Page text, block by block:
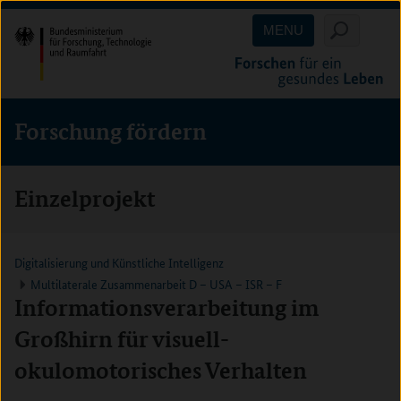
Direkt
zum
Inhalt
(Eingabetaste)
Direkt
zum
Hauptmenu
(Eingabetaste)
Direkt
zur
Suche
(Eingabetaste)
MENU
Forschung fördern
Einzelprojekt
Digitalisierung und Künstliche Intelligenz
Multilaterale Zusammenarbeit D – USA – ISR – F
Informationsverarbeitung im
Großhirn für visuell-
okulomotorisches Verhalten